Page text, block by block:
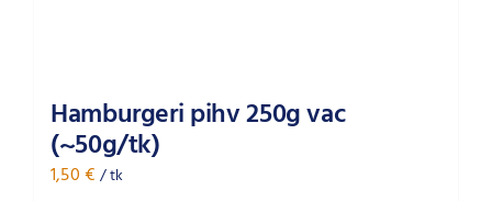
Hamburgeri pihv 250g vac
(~50g/tk)
1,50€ / tk